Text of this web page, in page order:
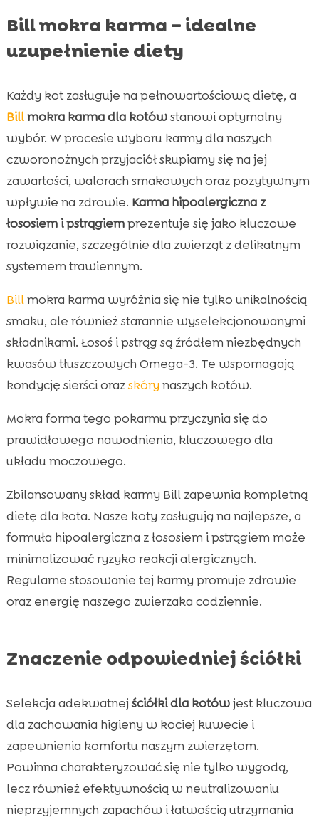
Bill mokra karma – idealne
uzupełnienie diety
Każdy kot zasługuje na pełnowartościową dietę, a
Billmokra karma dla kotówstanowi optymalny
wybór. W procesie wyboru karmy dla naszych
czworonożnych przyjaciół skupiamy się na jej
zawartości, walorach smakowych oraz pozytywnym
wpływie na zdrowie. Karma hipoalergiczna z
łososiem i pstrągiemprezentuje się jako kluczowe
rozwiązanie, szczególnie dla zwierząt z delikatnym
systemem trawiennym.
Billmokra karma wyróżnia się nie tylko unikalnością
smaku, ale również starannie wyselekcjonowanymi
składnikami. Łosoś i pstrąg są źródłem niezbędnych
kwasów tłuszczowych Omega-3. Te wspomagają
kondycję sierści orazskóry naszych kotów.
Mokra forma tego pokarmu przyczynia się do
prawidłowego nawodnienia, kluczowego dla
układu moczowego.
Zbilansowany skład karmy Bill zapewnia kompletną
dietę dla kota. Nasze koty zasługują na najlepsze, a
formuła hipoalergiczna z łososiem i pstrągiem może
minimalizować ryzyko reakcji alergicznych.
Regularne stosowanie tej karmy promuje zdrowie
oraz energię naszego zwierzaka codziennie.
Znaczenie odpowiedniej ściółki
Selekcja adekwatnej ściółki dla kotówjest kluczowa
dla zachowania higieny w kociej kuwecie i
zapewnienia komfortu naszym zwierzętom.
Powinna charakteryzować się nie tylko wygodą,
lecz również efektywnością w neutralizowaniu
nieprzyjemnych zapachów i łatwością utrzymania